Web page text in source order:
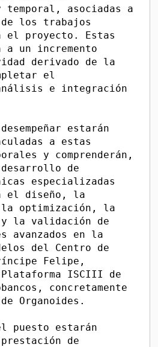
asociadas a
los trabajos
el proyecto. Estas
a un incremento
derivado de la
el
e integración
estarán
a estas
y comprenderán,
de
especializadas
el diseño, la
la optimización, la
la validación de
avanzados en la
del Centro de
Felipe,
ISCIII de
concretamente
Organoides.
puesto estarán
de